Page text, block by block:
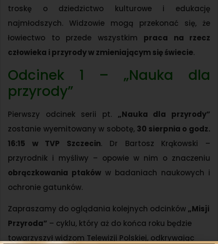
troskę o dziedzictwo kulturowe i edukację
najmłodszych. Widzowie mogą przekonać się, że
łowiectwo to przede wszystkim praca na rzecz
człowieka i przyrody w zmieniającym się świecie.
Odcinek 1 – „Nauka dla
przyrody”
Pierwszy odcinek serii pt. „Nauka dla przyrody”
zostanie wyemitowany w sobotę, 30 sierpnia o godz.
16:15 w TVP Szczecin. Dr Bartosz Krąkowski –
przyrodnik i myśliwy – opowie w nim o znaczeniu
obrączkowania ptaków w badaniach naukowych i
ochronie gatunków.
Zapraszamy do oglądania kolejnych odcinków „Misji
Przyroda” – cyklu, który aż do końca roku będzie
towarzyszył widzom Telewizji Polskiej, odkrywając